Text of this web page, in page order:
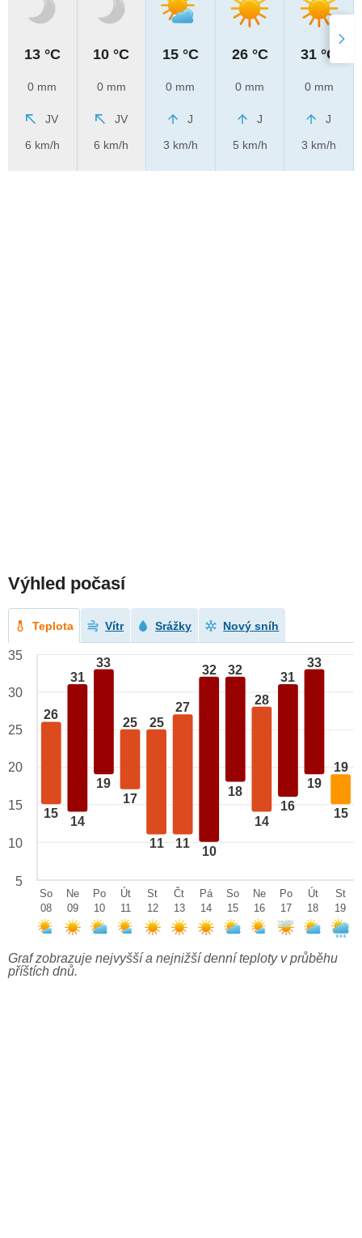
13 °C
0 mm
JV
6 km/h
10 °C
0 mm
JV
6 km/h
15 °C
0 mm
J
3 km/h
26 °C
0 mm
J
5 km/h
31 °C
0 mm
J
3 km/h
Výhled počasí
Teplota Vítr Srážky Nový sníh
26
15
31
14
33
19
25
17
25
11
27
11
32
10
32
18
28
14
31
16
33
19
19
15
35
30
25
20
15
10
5
So
08
Ne
09
Po
10
Út
11
St
12
Čt
13
Pá
14
So
15
Ne
16
Po
17
Út
18
St
19
Graf zobrazuje nejvyšší a nejnižší denní teploty v průběhu
příštích dnů.